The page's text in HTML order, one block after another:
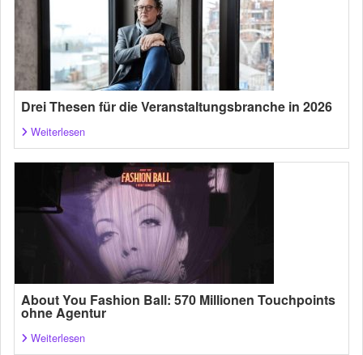
Drei Thesen für die Veranstaltungsbranche in 2026
Weiterlesen
About You Fashion Ball: 570 Millionen Touchpoints
ohne Agentur
Weiterlesen